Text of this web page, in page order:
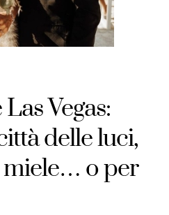
Vegas:
delle luci,
miele… o per